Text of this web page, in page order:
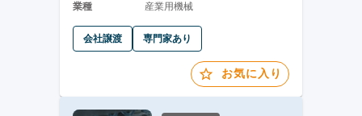
業種
産業用機械
会社譲渡 専門家あり
お気に入り